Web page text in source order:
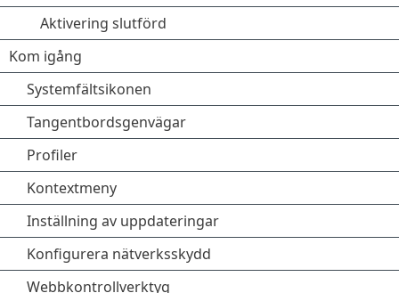
Aktivering slutförd
Kom igång
Systemfältsikonen
Tangentbordsgenvägar
Profiler
Kontextmeny
Inställning av uppdateringar
Konfigurera nätverksskydd
Webbkontrollverktyg